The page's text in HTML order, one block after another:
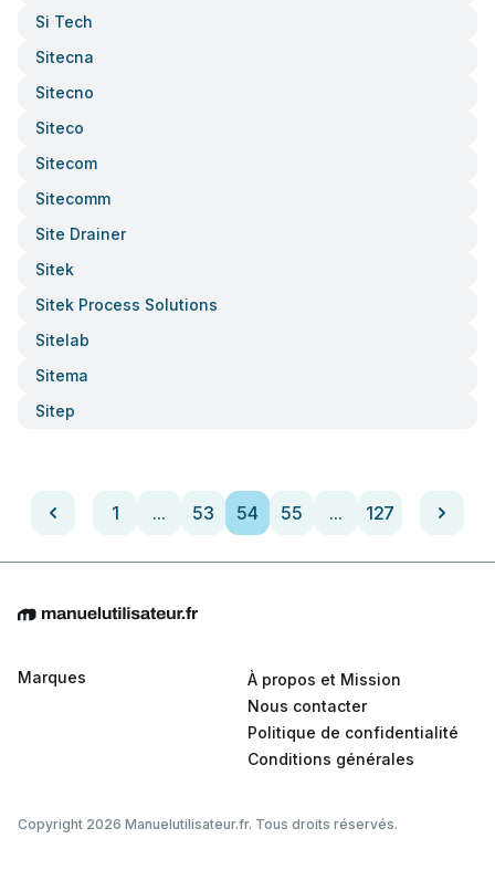
Si Tech
Sitecna
Sitecno
Siteco
Sitecom
Sitecomm
Site Drainer
Sitek
Sitek Process Solutions
Sitelab
Sitema
Sitep
1 ... 53 54 55 ... 127
Marques
À propos et Mission
Nous contacter
Politique de confidentialité
Conditions générales
Copyright 2026 Manuelutilisateur.fr. Tous droits réservés.